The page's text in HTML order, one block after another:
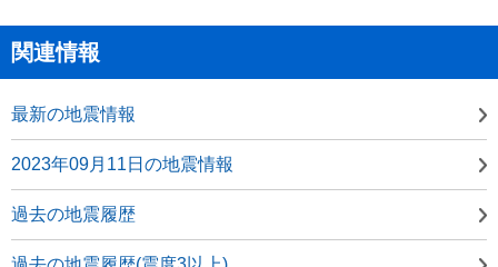
関連情報
最新の地震情報
2023年09月11日の地震情報
過去の地震履歴